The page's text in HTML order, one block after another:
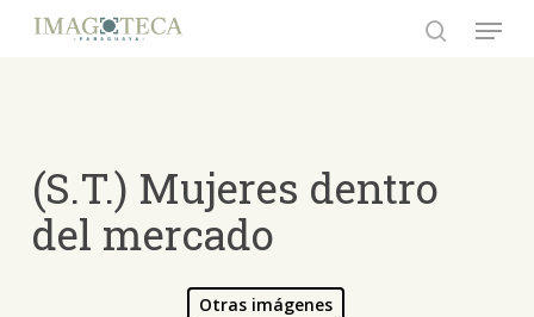
Menu
(S.T.) Mujeres dentro
del mercado
Otras imágenes